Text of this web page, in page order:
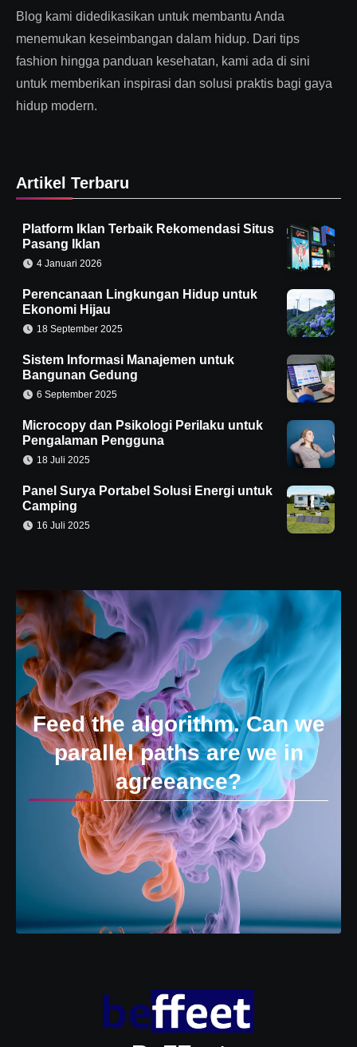
Blog kami didedikasikan untuk membantu Anda
menemukan keseimbangan dalam hidup. Dari tips
fashion hingga panduan kesehatan, kami ada di sini
untuk memberikan inspirasi dan solusi praktis bagi gaya
hidup modern.
Artikel Terbaru
Platform Iklan Terbaik Rekomendasi Situs
Pasang Iklan
4 Januari 2026
Perencanaan Lingkungan Hidup untuk
Ekonomi Hijau
18 September 2025
Sistem Informasi Manajemen untuk
Bangunan Gedung
6 September 2025
Microcopy dan Psikologi Perilaku untuk
Pengalaman Pengguna
18 Juli 2025
Panel Surya Portabel Solusi Energi untuk
Camping
16 Juli 2025
Feed the algorithm. Can we
parallel paths are we in
agreeance?